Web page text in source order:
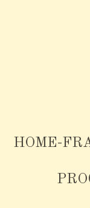
HOME-